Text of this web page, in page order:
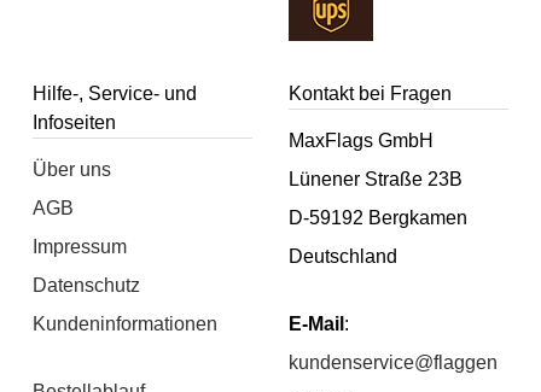
Hilfe-, Service- und
Infoseiten
Über uns
AGB
Impressum
Datenschutz
Kundeninformationen
Kontakt bei Fragen
MaxFlags GmbH
Lünener Straße 23B
D-59192 Bergkamen
Deutschland
E-Mail :
kundenservice@flaggen